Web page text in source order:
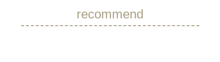
recommend